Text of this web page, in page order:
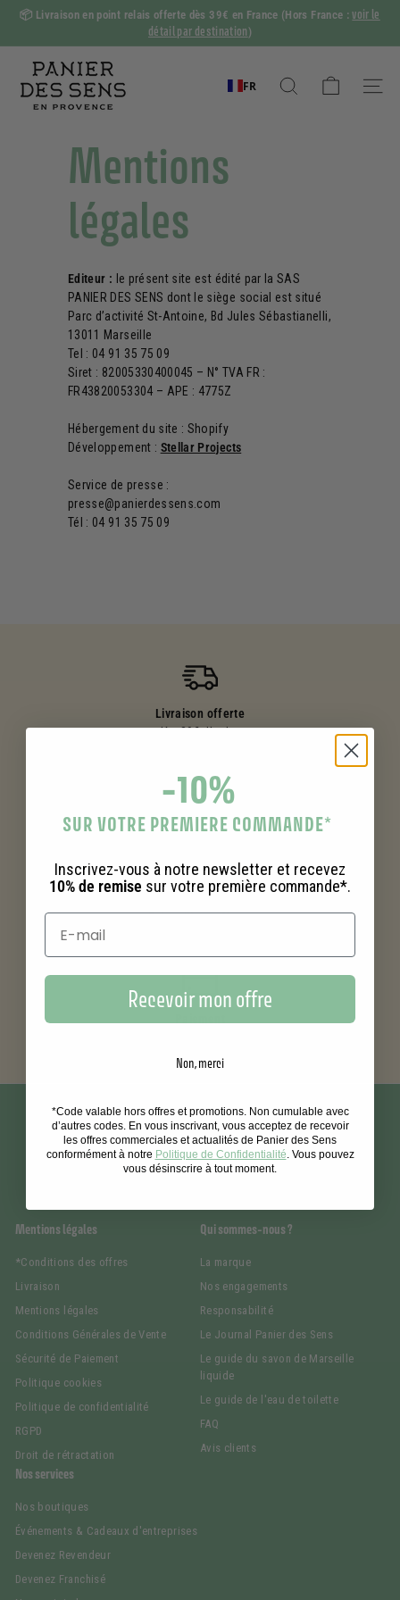
Passer
contenu
Diaporama
Pause
📦 Livraison en point relais offerte dès 39€ en France (Hors France :voir le
détail par destination )
a
FR
Rechercher
Mentions
légales
Editeur : le présent site est édité par la SAS
PANIER DES SENS dont le siège social est situé
Parc d’activité St-Antoine, Bd Jules Sébastianelli,
13011 Marseille
Tel : 04 91 35 75 09
Siret : 82005330400045 – N° TVA FR :
FR43820053304 – APE : 4775Z
Hébergement du site : Shopify
Développement : Stellar Projects
Service de presse :
presse@panierdessens.com
Tél : 04 91 35 75 09
Livraison offerte
dès 39€ d'achat
Vos achats
récompensés
Échantillons offerts
Mentions légales
*Conditions des offres
Livraison
Mentions légales
Conditions Générales de Vente
Sécurité de Paiement
Politique cookies
Politique de confidentialité
RGPD
Droit de rétractation
Qui sommes-nous ?
La marque
Nos engagements
Responsabilité
Le Journal Panier des Sens
Le guide du savon de Marseille
liquide
Le guide de l'eau de toilette
FAQ
Avis clients
Nos services
Nos boutiques
Événements & Cadeaux d'entreprises
Devenez Revendeur
Devenez Franchisé
-10%
SUR VOTRE PREMIERE COMMANDE*
Inscrivez-vous à notre newsletter et recevez
10% de remise sur votre première commande*.
Recevoir mon offre
Non, merci
*Code valable hors offres et promotions. Non cumulable avec
d’autres codes. En vous inscrivant, vous acceptez de recevoir
les offres commerciales et actualités de Panier des Sens
conformément à notre Politique de Confidentialité. Vous pouvez
vous désinscrire à tout moment.